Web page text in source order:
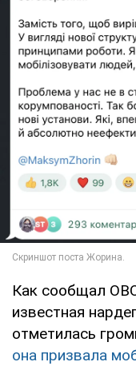
Как сообщал
известная
отметилась
она призвала